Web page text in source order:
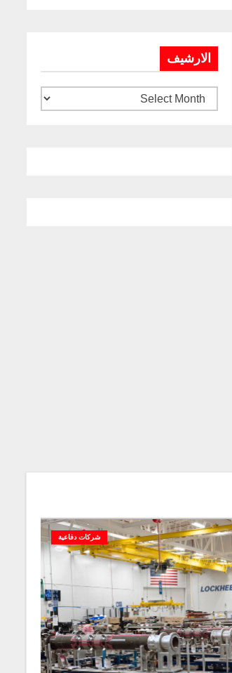
الارشيف
شركات دفاعية